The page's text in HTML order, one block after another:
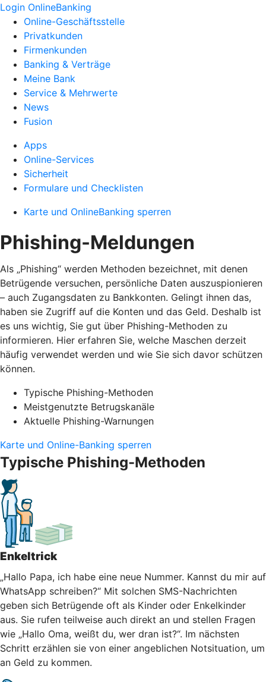
Login OnlineBanking
Online-Geschäftsstelle
Privatkunden
Firmenkunden
Banking & Verträge
Meine Bank
Service & Mehrwerte
News
Fusion
Apps
Online-Services
Sicherheit
Formulare und Checklisten
Karte und OnlineBanking sperren
Phishing-Meldungen
Als „Phishing“ werden Methoden bezeichnet, mit denen
Betrügende versuchen, persönliche Daten auszuspionieren
– auch Zugangsdaten zu Bankkonten. Gelingt ihnen das,
haben sie Zugriff auf die Konten und das Geld. Deshalb ist
es uns wichtig, Sie gut über Phishing-Methoden zu
informieren. Hier erfahren Sie, welche Maschen derzeit
häufig verwendet werden und wie Sie sich davor schützen
können.
Typische Phishing-Methoden
Meistgenutzte Betrugskanäle
Aktuelle Phishing-Warnungen
Karte und Online-Banking sperren
Typische Phishing-Methoden
Enkeltrick
„Hallo Papa, ich habe eine neue Nummer. Kannst du mir auf
WhatsApp schreiben?“ Mit solchen SMS-Nachrichten
geben sich Betrügende oft als Kinder oder Enkelkinder
aus. Sie rufen teilweise auch direkt an und stellen Fragen
wie „Hallo Oma, weißt du, wer dran ist?“. Im nächsten
Schritt erzählen sie von einer angeblichen Notsituation, um
an Geld zu kommen.